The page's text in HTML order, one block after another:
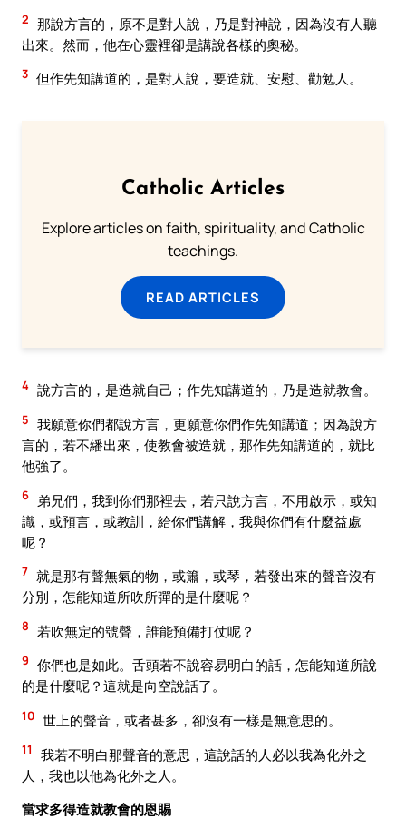
2 那說方言的，原不是對人說，乃是對神說，因為沒有人聽
出來。然而，他在心靈裡卻是講說各樣的奧秘。
3 但作先知講道的，是對人說，要造就、安慰、勸勉人。
Catholic Articles
Explore articles on faith, spirituality, and Catholic
teachings.
READ ARTICLES
4 說方言的，是造就自己；作先知講道的，乃是造就教會。
5 我願意你們都說方言，更願意你們作先知講道；因為說方
言的，若不繙出來，使教會被造就，那作先知講道的，就比
他強了。
6
弟兄們，我到你們那裡去，若只說方言，不用啟示，或知
識，或預言，或教訓，給你們講解，我與你們有什麼益處
呢？
7 就是那有聲無氣的物，或簫，或琴，若發出來的聲音沒有
分別，怎能知道所吹所彈的是什麼呢？
8 若吹無定的號聲，誰能預備打仗呢？
9 你們也是如此。舌頭若不說容易明白的話，怎能知道所說
的是什麼呢？這就是向空說話了。
10 世上的聲音，或者甚多，卻沒有一樣是無意思的。
11
我若不明白那聲音的意思，這說話的人必以我為化外之
人，我也以他為化外之人。
當求多得造就教會的恩賜